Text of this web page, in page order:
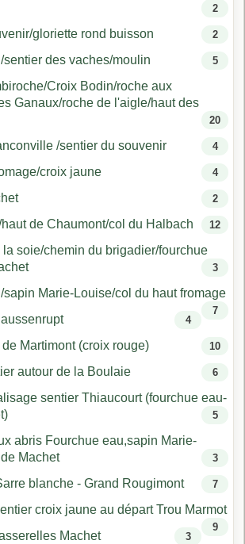
2
gloriette rond buisson 2
sentier des vaches/moulin 5
Croix Bodin/roche aux
Ganaux/roche de l'aigle/haut des
20
/sentier du souvenir 4
croix jaune 4
2
de Chaumont/col du Halbach 12
la soie/chemin du brigadier/fourchue
3
sapin Marie-Louise/col du haut fromage
7
4
Martimont (croix rouge) 10
autour de la Boulaie 6
sentier Thiaucourt (fourchue eau-
5
abris Fourchue eau,sapin Marie-
Machet
3
blanche - Grand Rougimont 7
croix jaune au départ Trou Marmot
9
Machet 3